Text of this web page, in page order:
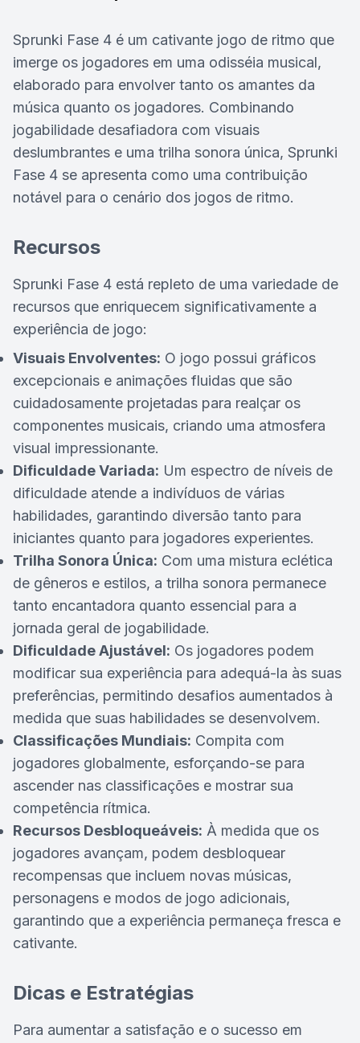
Sprunki Fase 4 é um cativante jogo de ritmo que
imerge os jogadores em uma odisséia musical,
elaborado para envolver tanto os amantes da
música quanto os jogadores. Combinando
jogabilidade desafiadora com visuais
deslumbrantes e uma trilha sonora única, Sprunki
Fase 4 se apresenta como uma contribuição
notável para o cenário dos jogos de ritmo.
Recursos
Sprunki Fase 4 está repleto de uma variedade de
recursos que enriquecem significativamente a
experiência de jogo:
Visuais Envolventes: O jogo possui gráficos
excepcionais e animações fluidas que são
cuidadosamente projetadas para realçar os
componentes musicais, criando uma atmosfera
visual impressionante.
Dificuldade Variada: Um espectro de níveis de
dificuldade atende a indivíduos de várias
habilidades, garantindo diversão tanto para
iniciantes quanto para jogadores experientes.
Trilha Sonora Única: Com uma mistura eclética
de gêneros e estilos, a trilha sonora permanece
tanto encantadora quanto essencial para a
jornada geral de jogabilidade.
Dificuldade Ajustável: Os jogadores podem
modificar sua experiência para adequá-la às suas
preferências, permitindo desafios aumentados à
medida que suas habilidades se desenvolvem.
Classificações Mundiais: Compita com
jogadores globalmente, esforçando-se para
ascender nas classificações e mostrar sua
competência rítmica.
Recursos Desbloqueáveis: À medida que os
jogadores avançam, podem desbloquear
recompensas que incluem novas músicas,
personagens e modos de jogo adicionais,
garantindo que a experiência permaneça fresca e
cativante.
Dicas e Estratégias
Para aumentar a satisfação e o sucesso em